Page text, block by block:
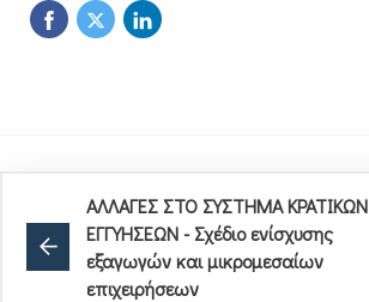
ΑΛΛΑΓΕΣ ΣΤΟ ΣΥΣΤΗΜΑ ΚΡΑΤΙΚΩΝ
ΕΓΓΥΗΣΕΩΝ - Σχέδιο ενίσχυσης
εξαγωγών και μικρομεσαίων
επιχειρήσεων